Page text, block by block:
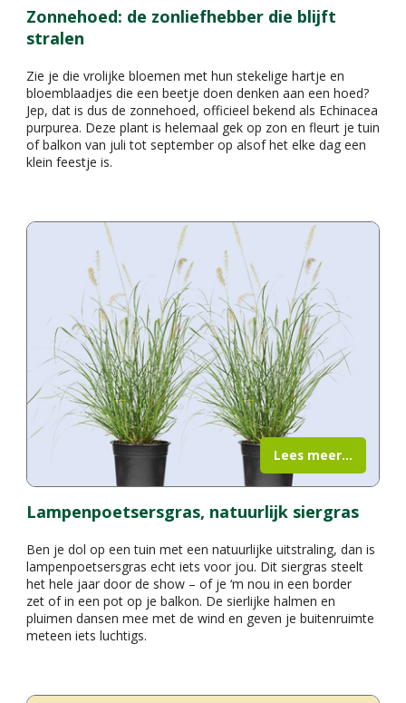
Zonnehoed: de zonliefhebber die blijft
stralen
Zie je die vrolijke bloemen met hun stekelige hartje en
bloemblaadjes die een beetje doen denken aan een hoed?
Jep, dat is dus de zonnehoed, officieel bekend als Echinacea
purpurea. Deze plant is helemaal gek op zon en fleurt je tuin
of balkon van juli tot september op alsof het elke dag een
klein feestje is.
Lampenpoetsersgras, natuurlijk siergras
Ben je dol op een tuin met een natuurlijke uitstraling, dan is
lampenpoetsersgras echt iets voor jou. Dit siergras steelt
het hele jaar door de show – of je ‘m nou in een border
zet of in een pot op je balkon. De sierlijke halmen en
pluimen dansen mee met de wind en geven je buitenruimte
meteen iets luchtigs.
Lees meer...